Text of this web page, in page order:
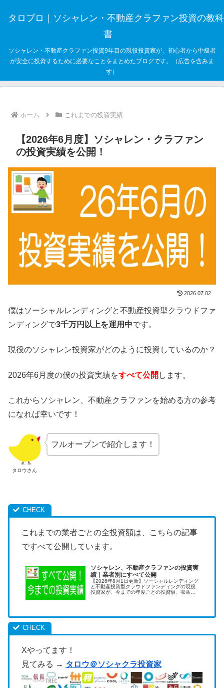
タロブロ｜ソシャレン・不動産クラファン投資の教科
書
ソシャレン・不動産クラファン投資9年目の現役投資家が、初心者から中級者
が安全に投資するために必要なことをまとめたブログです。（広告を含みま
す）
ホーム これまでの投資実績
【2026年6月度】ソシャレン・クラファン
の投資実績を公開！
2026.07.02
僕はソーシャルレンディングと不動産投資型クラウドファ
ンディングで3千万円以上を運用中です。
現役のソシャレン投資家がどのように投資しているのか？
2026年6月度の僕の投資実績をすべて公開 します。
これからソシャレン、不動産クラファンを始める方の参考
になれば幸いです！
タロウさん
フルオープンで紹介します！
これまでの業者ごとの全投資額は、こちらの記事
ですべて公開しています。
ソシャレン、不動産クラファンの投資実
績｜業者別にすべて公開
【2026年8月1日更新】ソーシャルレンディング
と不動産投資型クラウドファンディングの現役
投資家が、今までの年度ごとの投資額、収益
Xやってます！
見てみる → タロウ＠ソシャクラ投資家